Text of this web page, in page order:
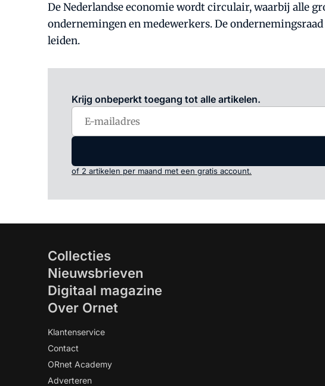
De Nederlandse economie wordt circulair, waarbij alle
ondernemingen en medewerkers. De
leiden.
Krijg onbeperkt toegang tot alle artikelen.
of 2 artikelen per maand met een gratis account.
Collecties
Nieuwsbrieven
Digitaal magazine
Over Ornet
Klantenservice
Contact
ORnet Academy
Adverteren